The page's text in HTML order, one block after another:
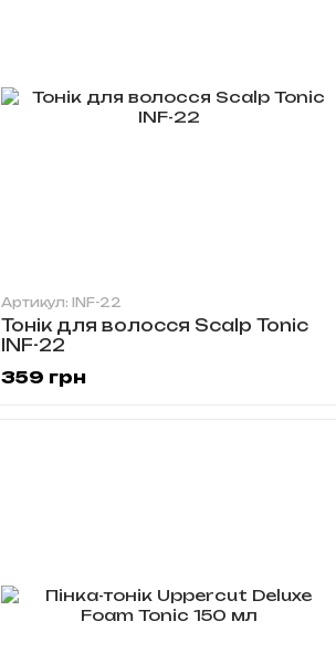
Артикул: INF-22
Тонік для волосся Scalp Tonic
INF-22
359 грн